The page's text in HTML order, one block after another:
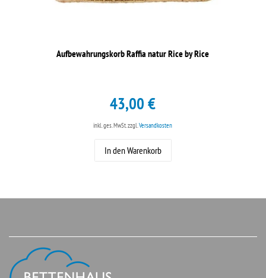
Aufbewahrungskorb Raffia natur Rice by Rice
43,00 €
inkl. ges. MwSt. zzgl.Versandkosten
In den Warenkorb